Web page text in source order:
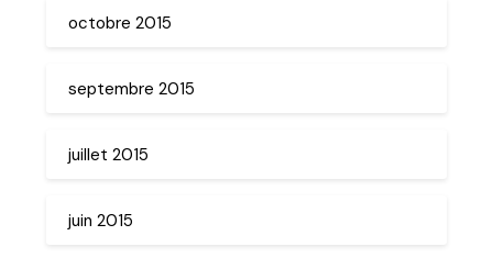
octobre 2015
septembre 2015
juillet 2015
juin 2015